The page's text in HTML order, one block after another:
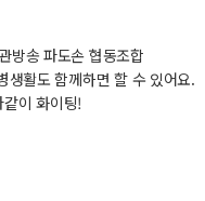
송 파도손 협동조합
활도 함께하면 할 수 있어요.
이 화이팅!